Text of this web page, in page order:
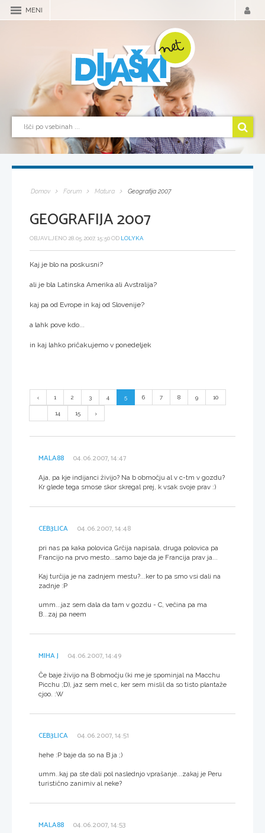
MENI
Domov Forum Matura Geografija 2007
GEOGRAFIJA 2007
OBJAVLJENO 28.05.2007, 15:50 OD LOLYKA
Kaj je blo na poskusni?
ali je bla Latinska Amerika ali Avstralija?
kaj pa od Evrope in kaj od Slovenije?
a lahk pove kdo...
in kaj lahko pričakujemo v ponedeljek
1 2 3 4 5 6 7 8 9 10
14 15
MALA88 04.06.2007, 14:47
Aja, pa kje indijanci živijo? Na b območju al v c-tm v gozdu?
Kr glede tega smose skor skregal prej, k vsak svoje prav :)
CEB3LICA 04.06.2007, 14:48
pri nas pa kaka polovica Grčija napisala, druga polovica pa
Francijo na prvo mesto...samo baje da je Francija prav ja...
Kaj turčija je na zadnjem mestu?...ker to pa smo vsi dali na
zadnje :P
umm...jaz sem dala da tam v gozdu - C, večina pa ma
B...zaj pa neem
MIHA J 04.06.2007, 14:49
Če baje živijo na B območju (ki me je spominjal na Macchu
Picchu ;D), jaz sem mel c, ker sem mislil da so tisto plantaže
cjoo. :W
CEB3LICA 04.06.2007, 14:51
hehe :P baje da so na B ja ;)
umm..kaj pa ste dali pol naslednjo vprašanje...zakaj je Peru
turistično zanimiv al neke?
MALA88 04.06.2007, 14:53